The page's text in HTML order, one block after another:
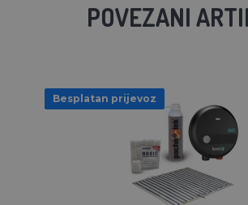
POVEZANI
Besplatan prijevoz